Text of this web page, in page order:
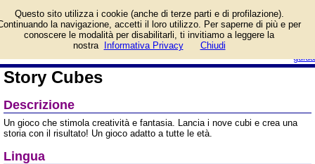
guida
Cubes e prezzo di
vendita. Prodotto da The
Story Cubes
Descrizione
Un gioco che stimola creatività e fantasia. Lancia i nove cubi e crea una
storia con il risultato! Un gioco adatto a tutte le età.
Lingua
Questo sito utilizza i cookie (anche di terze parti e di profilazione).
la navigazione, accetti il loro utilizzo. Per saperne di più e per
conoscere le modalità per disabilitarli, ti invitiamo a leggere la
nostra
Informativa Privacy Chiudi